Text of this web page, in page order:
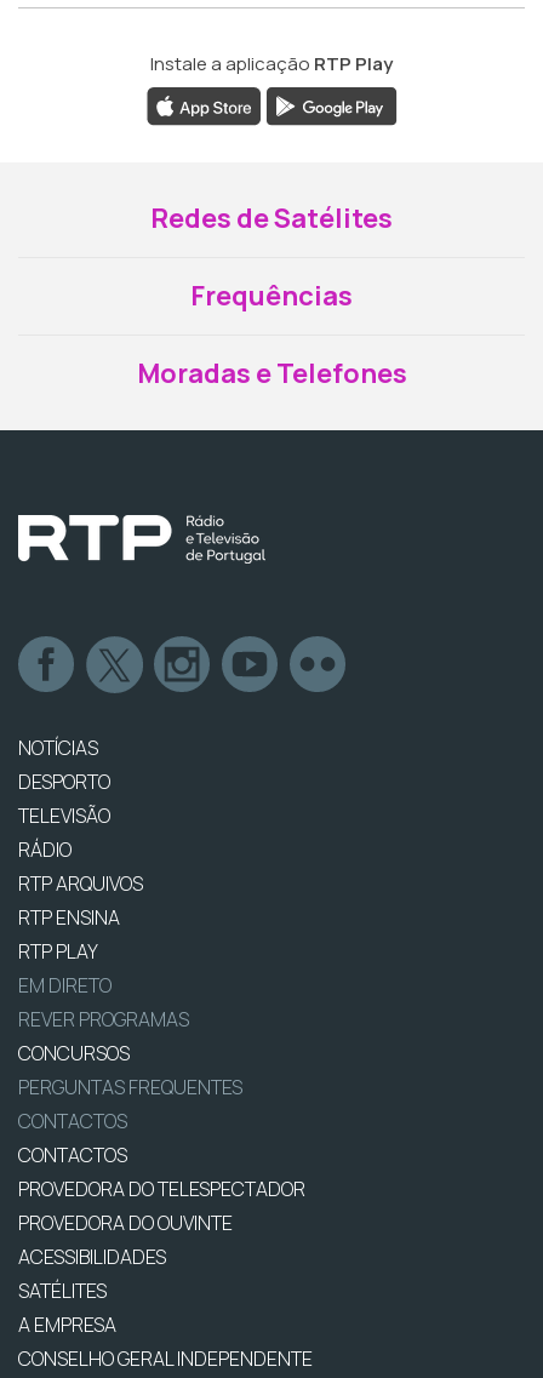
Instale a aplicação RTP Play
Redes de Satélites
Frequências
Moradas e Telefones
NOTÍCIAS
DESPORTO
TELEVISÃO
RÁDIO
RTP ARQUIVOS
RTP ENSINA
RTP PLAY
EM DIRETO
REVER PROGRAMAS
CONCURSOS
PERGUNTAS FREQUENTES
CONTACTOS
CONTACTOS
PROVEDORA DO TELESPECTADOR
PROVEDORA DO OUVINTE
ACESSIBILIDADES
SATÉLITES
A EMPRESA
CONSELHO GERAL INDEPENDENTE